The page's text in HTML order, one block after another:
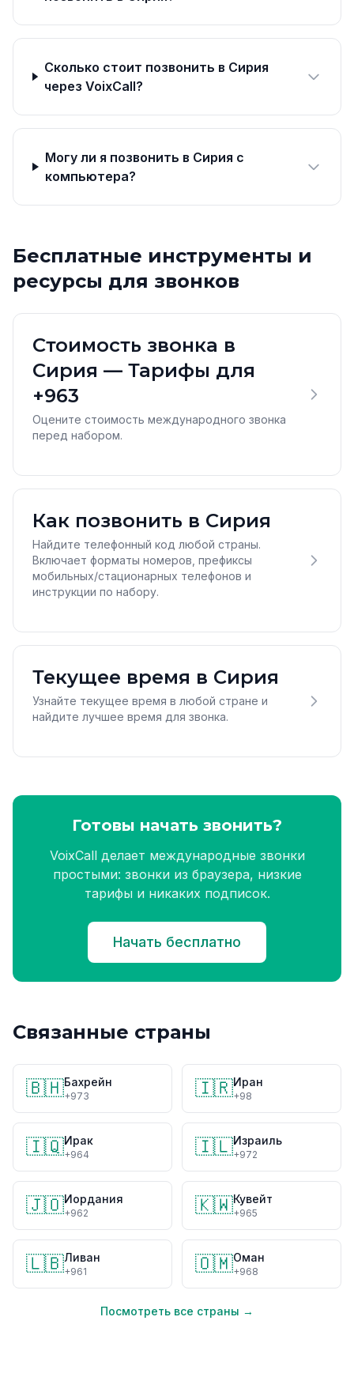
Сколько стоит позвонить в Сирия
через VoixCall?
Могу ли я позвонить в Сирия с
компьютера?
Бесплатные инструменты и
ресурсы для звонков
Стоимость звонка в
Сирия — Тарифы для
+963
Оцените стоимость международного звонка
перед набором.
Как позвонить в Сирия
Найдите телефонный код любой страны.
Включает форматы номеров, префиксы
мобильных/стационарных телефонов и
инструкции по набору.
Текущее время в Сирия
Узнайте текущее время в любой стране и
найдите лучшее время для звонка.
Готовы начать звонить?
VoixCall делает международные звонки
простыми: звонки из браузера, низкие
тарифы и никаких подписок.
Начать бесплатно
Связанные страны
🇧🇭Бахрейн
+973 🇮🇷Иран
+98
🇮🇶Ирак
+964 🇮🇱Израиль
+972
🇯🇴Иордания
+962 🇰🇼Кувейт
+965
🇱🇧Ливан
+961 🇴🇲Оман
+968
Посмотреть все страны →